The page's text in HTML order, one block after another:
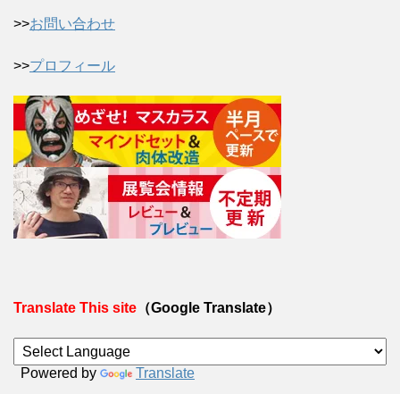
>>お問い合わせ
>>プロフィール
Translate This site （Google Translate）
Powered by Translate